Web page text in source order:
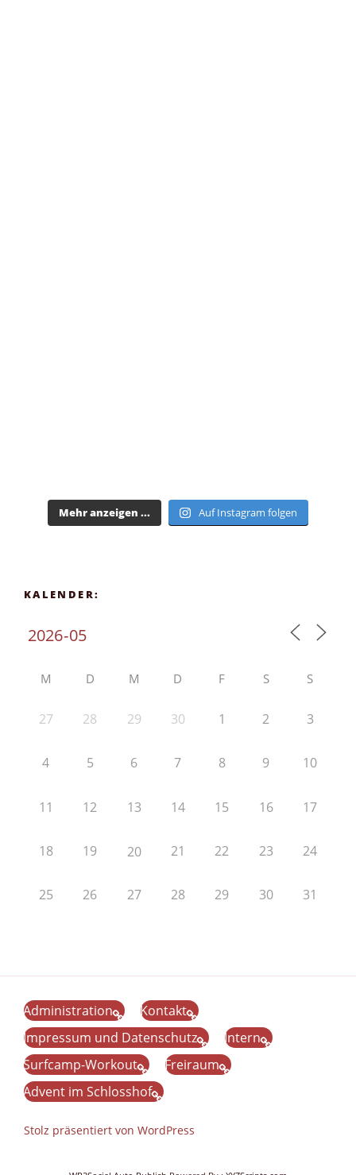
Mehr anzeigen ... Auf Instagram folgen
KALENDER:
M D M D F S S
27 28 29 30 1 2 3
4 5 6 7 8 9 10
11 12 13 14 15 16 17
18 19 20 21 22 23 24
25 26 27 28 29 30 31
Administration
Kontakt
Impressum und Datenschutz
Intern
Surfcamp-Workout
Freiraum
Advent im Schlosshof
Stolz präsentiert von WordPress